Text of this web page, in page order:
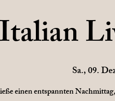
Sa., 09.
einen entspannten